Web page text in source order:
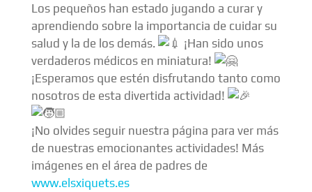
Los pequeños han estado jugando a curar y
aprendiendo sobre la importancia de cuidar su
salud y la de los demás.
¡Han sido unos
verdaderos médicos en miniatura!
¡Esperamos que estén disfrutando tanto como
nosotros de esta divertida actividad!
¡No olvides seguir nuestra página para ver más
de nuestras emocionantes actividades! Más
imágenes en el área de padres de
www.elsxiquets.es